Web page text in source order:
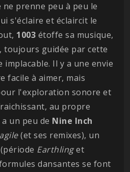
prenne peu à peu le
s'éclaire et éclaircit le
1003 étoffe sa musique,
toujours guidée par cette
implacable. Il y a une envie
facile à aimer, mais
l'exploration sonore et
au propre
un peu de Nine Inch
(et ses remixes), un
(période Earthlinget
dansantes se font